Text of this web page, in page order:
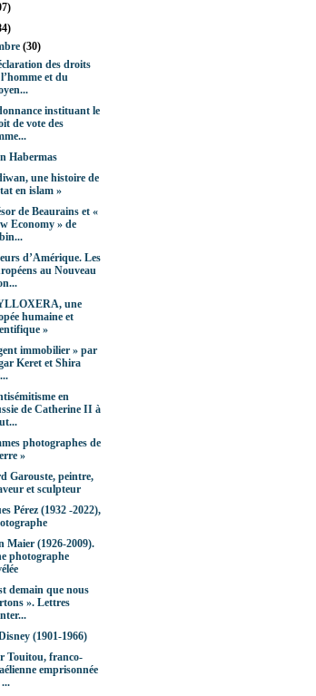
(30)
des droits
et du
instituant le
de vote des
Habermas
une histoire de
en islam »
de Beaurains et «
Economy » de
d’Amérique. Les
au Nouveau
une
humaine et
»
immobilier » par
Keret et Shira
en
de Catherine II à
photographes de
»
Garouste, peintre,
et sculpteur
Pérez (1932 -2022),
Maier (1926-2009).
photographe
demain que nous
». Lettres
(1901-1966)
Touitou, franco-
emprisonnée